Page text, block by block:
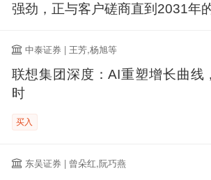
强劲，正与客户磋商直到2031年
中泰证券 | 王芳,杨旭等
联想集团深度：AI重塑增长曲线
时
买入
东吴证券 | 曾朵红,阮巧燕